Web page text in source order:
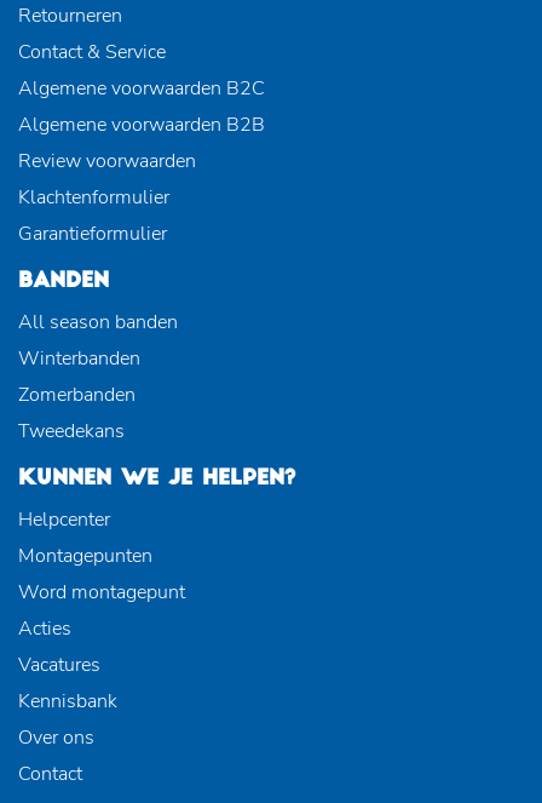
Retourneren
Contact & Service
Algemene voorwaarden B2C
Algemene voorwaarden B2B
Review voorwaarden
Klachtenformulier
Garantieformulier
BANDEN
All season banden
Winterbanden
Zomerbanden
Tweedekans
KUNNEN WE JE HELPEN?
Helpcenter
Montagepunten
Word montagepunt
Acties
Vacatures
Kennisbank
Over ons
Contact